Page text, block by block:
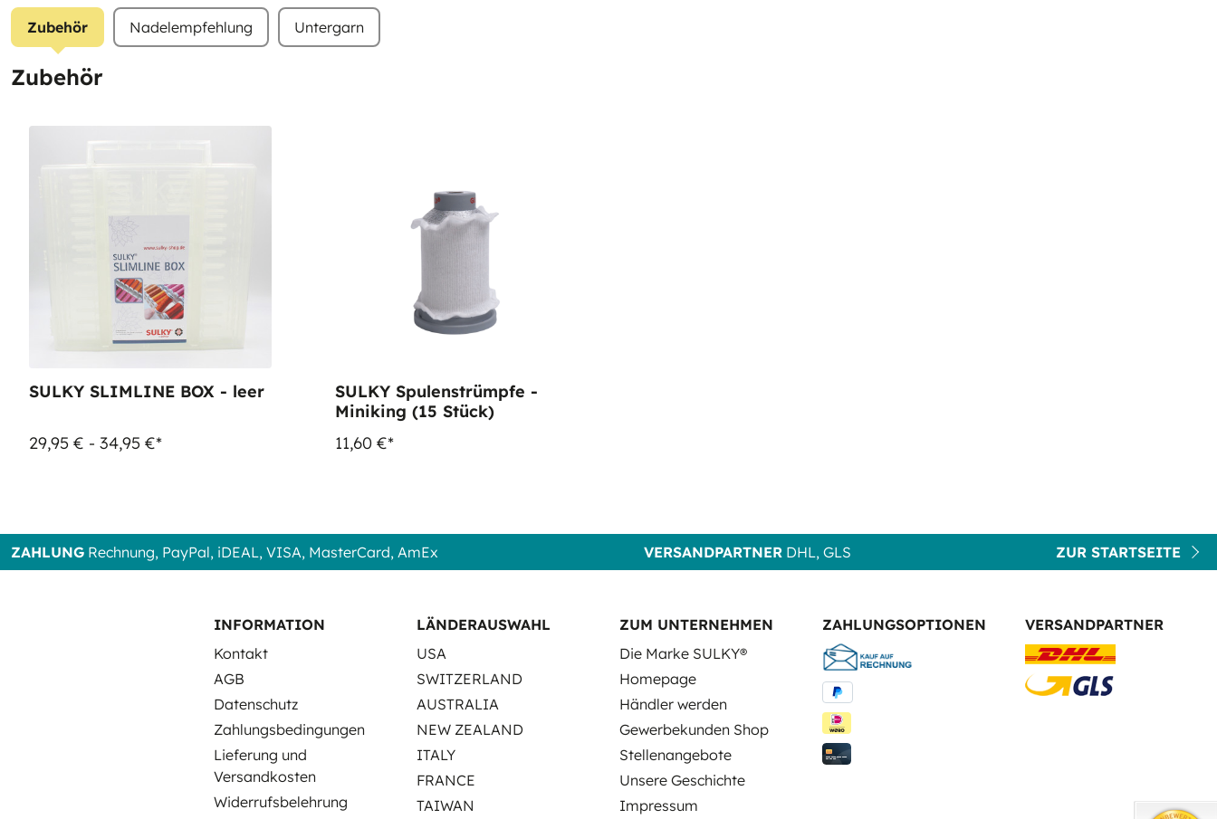
Zubehör Nadelempfehlung Untergarn
Zubehör
SULKY SLIMLINE BOX - leer
29,95 € - 34,95 €*
SULKY Spulenstrümpfe -
Miniking (15 Stück)
11,60 €*
ZAHLUNG Rechnung, PayPal, iDEAL, VISA, MasterCard, AmEx VERSANDPARTNER DHL, GLS ZUR STARTSEITE
INFORMATION
Kontakt
AGB
Datenschutz
Zahlungsbedingungen
Lieferung und
Versandkosten
Widerrufsbelehrung
LÄNDERAUSWAHL
USA
SWITZERLAND
AUSTRALIA
NEW ZEALAND
ITALY
FRANCE
TAIWAN
ZUM UNTERNEHMEN
Die Marke SULKY®
Homepage
Händler werden
Gewerbekunden Shop
Stellenangebote
Unsere Geschichte
Impressum
ZAHLUNGSOPTIONEN VERSANDPARTNER